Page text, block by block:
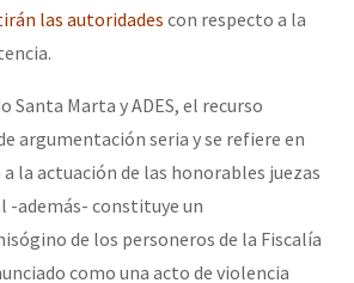
las autoridades con respecto a la
Santa Marta y ADES, el recurso
argumentación seria y se refiere en
la actuación de las honorables juezas
-además- constituye un
de los personeros de la Fiscalía
como una acto de violencia